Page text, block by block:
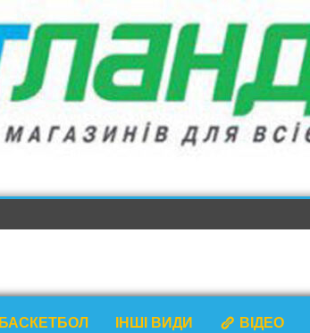
БАСКЕТБОЛ ІНШІ ВИДИ ВІДЕО